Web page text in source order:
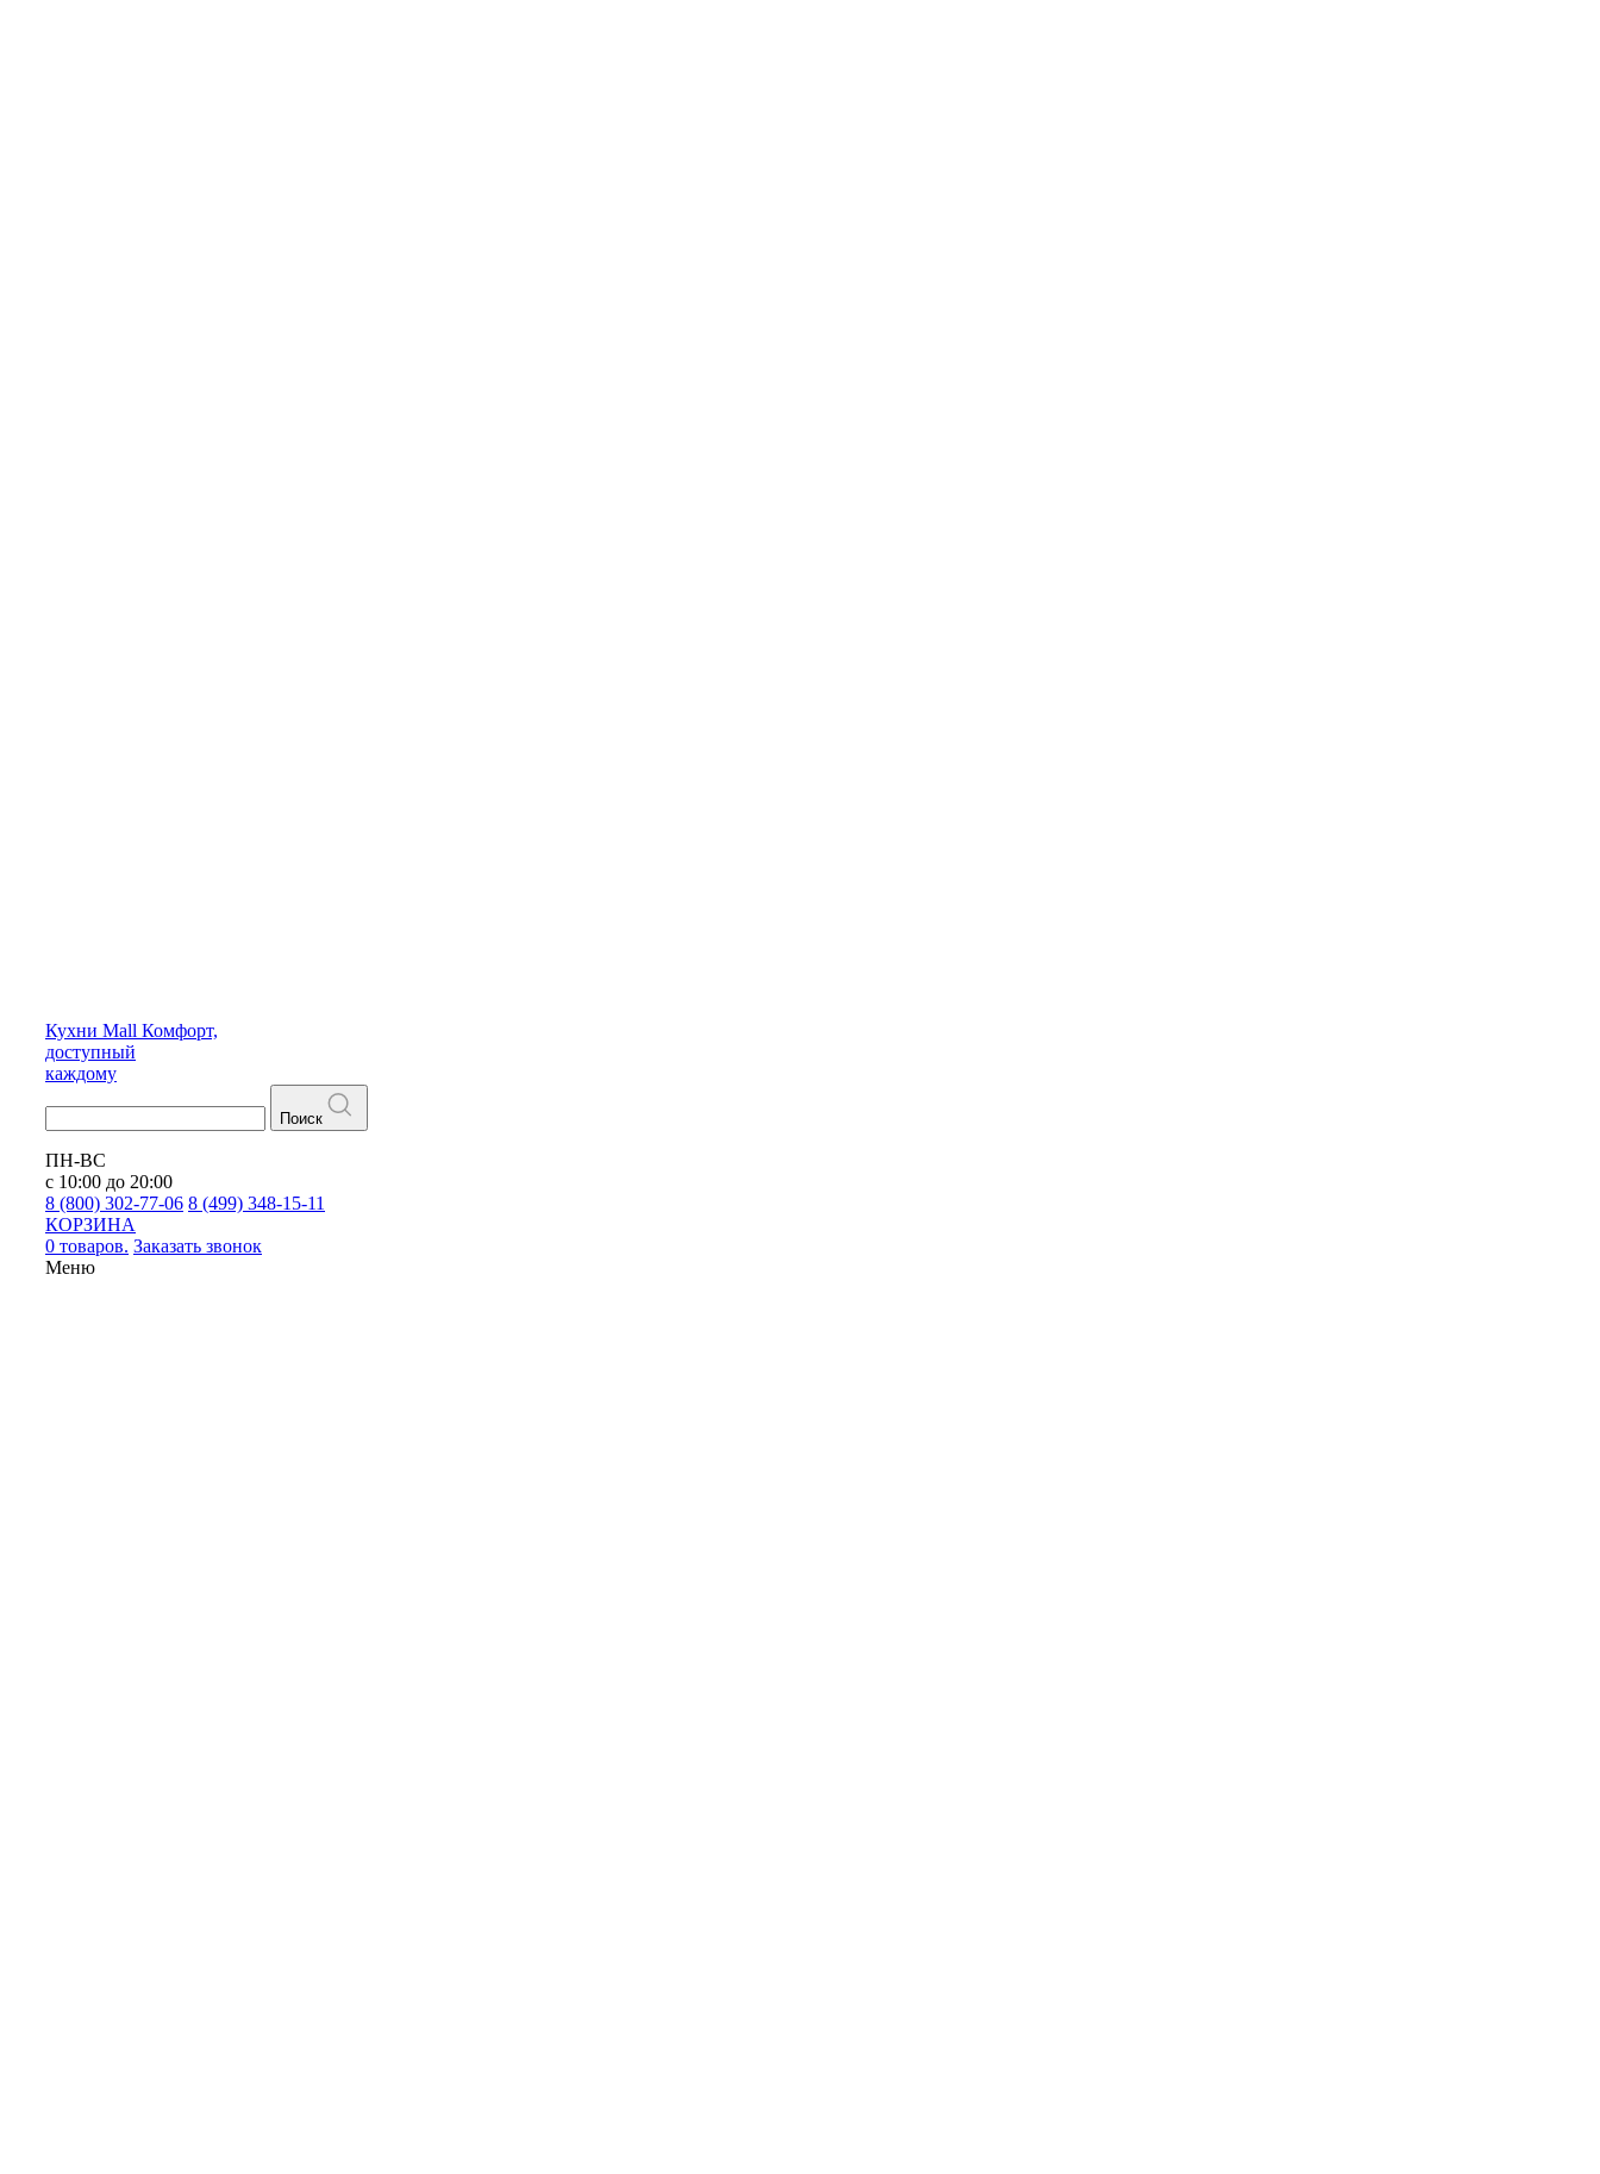
Кухни Mall Комфорт,
доступный
каждому
Поиск
ПН-ВС
с 10:00 до 20:00
8 (800) 302-77-06 8 (499) 348-15-11
КОРЗИНА
0 товаров. Заказать звонок
Меню